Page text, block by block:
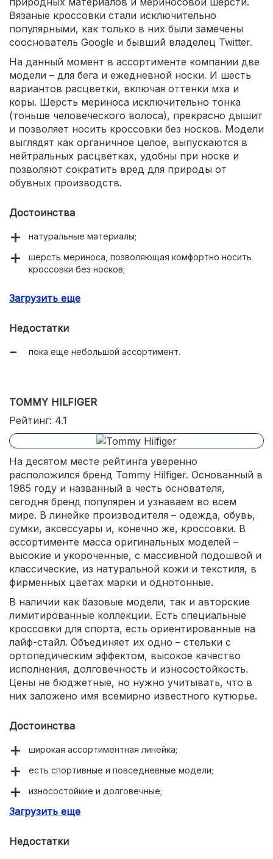
Вязаные кроссовки стали исключительно
популярными, как только в них были замечены
сооснователь Google и бывший владелец Twitter.
На данный момент в ассортименте компании две
модели – для бега и ежедневной носки. И шесть
вариантов расцветки, включая оттенки мха и
коры. Шерсть мериноса исключительно тонка
(тоньше человеческого волоса), прекрасно дышит
и позволяет носить кроссовки без носков. Модели
выглядят как органичное целое, выпускаются в
нейтральных расцветках, удобны при носке и
позволяют сократить вред для природы от
обувных производств.
Достоинства
натуральные материалы;
шерсть мериноса, позволяющая комфортно носить
кроссовки без носков;
Загрузить еще
Недостатки
пока еще небольшой ассортимент.
TOMMY HILFIGER
Рейтинг: 4.1
На десятом месте рейтинга уверенно
расположился бренд Tommy Hilfiger. Основанный в
1985 году и названный в честь основателя,
сегодня бренд популярен и узнаваем во всем
мире. В линейке производителя – одежда, обувь,
сумки, аксессуары и, конечно же, кроссовки. В
ассортименте масса оригинальных моделей –
высокие и укороченные, с массивной подошвой и
классические, из натуральной кожи и текстиля, в
фирменных цветах марки и однотонные.
В наличии как базовые модели, так и авторские
лимитированные коллекции. Есть специальные
кроссовки для спорта, есть ориентированные на
лайф-стайл. Объединяет их одно – стельки с
ортопедическим эффектом, высокое качество
исполнения, долговечность и износостойкость.
Цены не бюджетные, но нужно учитывать, что в
них заложено имя всемирно известного кутюрье.
Достоинства
широкая ассортиментная линейка;
есть спортивные и повседневные модели;
износостойкие и долговечные;
авторский дизайн.
Загрузить еще
Недостатки